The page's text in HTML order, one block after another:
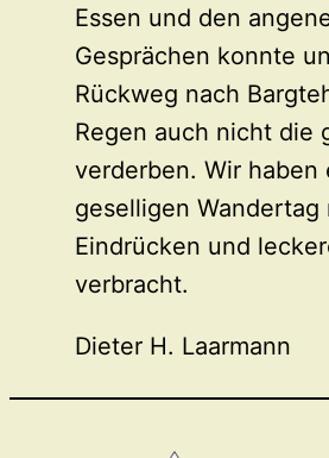
Essen und den
Gesprächen konnte
Rückweg nach
Regen auch nicht die
verderben. Wir haben
geselligen Wandertag
Eindrücken und
verbracht.
Dieter H. Laarmann